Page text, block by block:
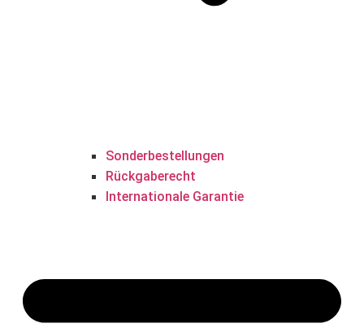
Sonderbestellungen
Rückgaberecht
Internationale Garantie